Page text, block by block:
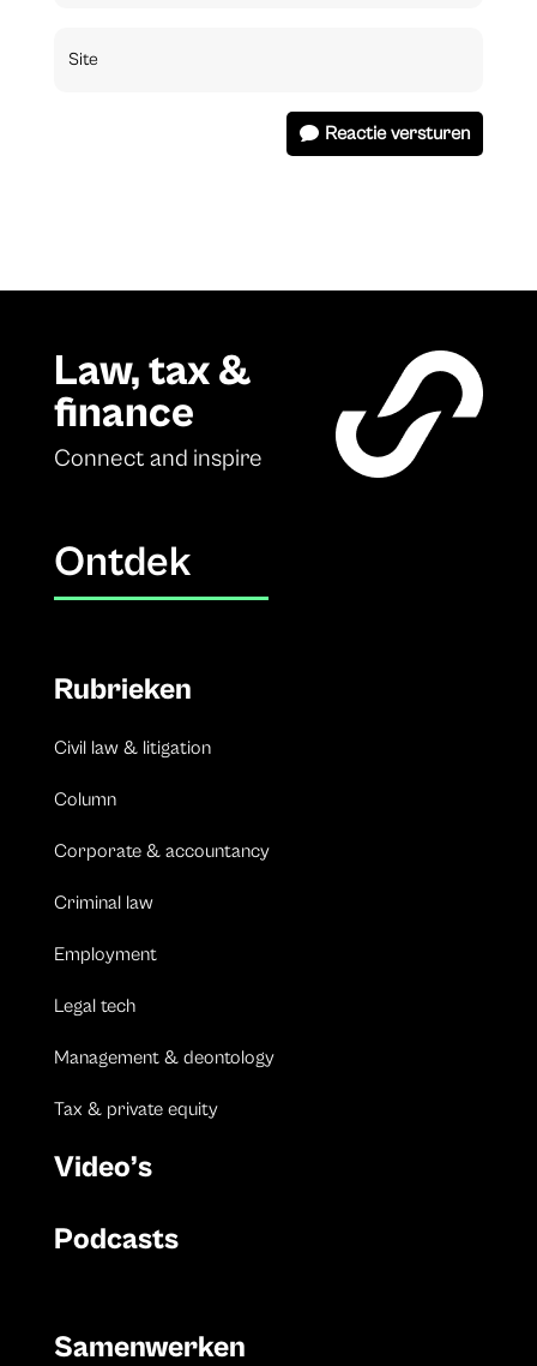
Reactie versturen
Law, tax &
finance
Connect and inspire
Ontdek
Rubrieken
Civil law & litigation
Column
Corporate & accountancy
Criminal law
Employment
Legal tech
Management & deontology
Tax & private equity
Video’s
Podcasts
Samenwerken